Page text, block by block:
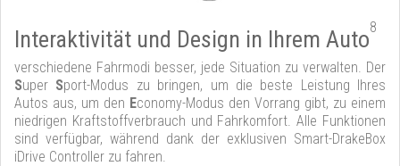
Interaktivität und Design in Ihrem Auto8
verschiedene Fahrmodi besser, jede Situation zu verwalten. Der
Super Sport-Modus zu bringen, um die beste Leistung Ihres
Autos aus, um den Economy-Modus den Vorrang gibt, zu einem
niedrigen Kraftstoffverbrauch und Fahrkomfort. Alle Funktionen
sind verfügbar, während dank der exklusiven Smart-DrakeBox
iDrive Controller zu fahren.